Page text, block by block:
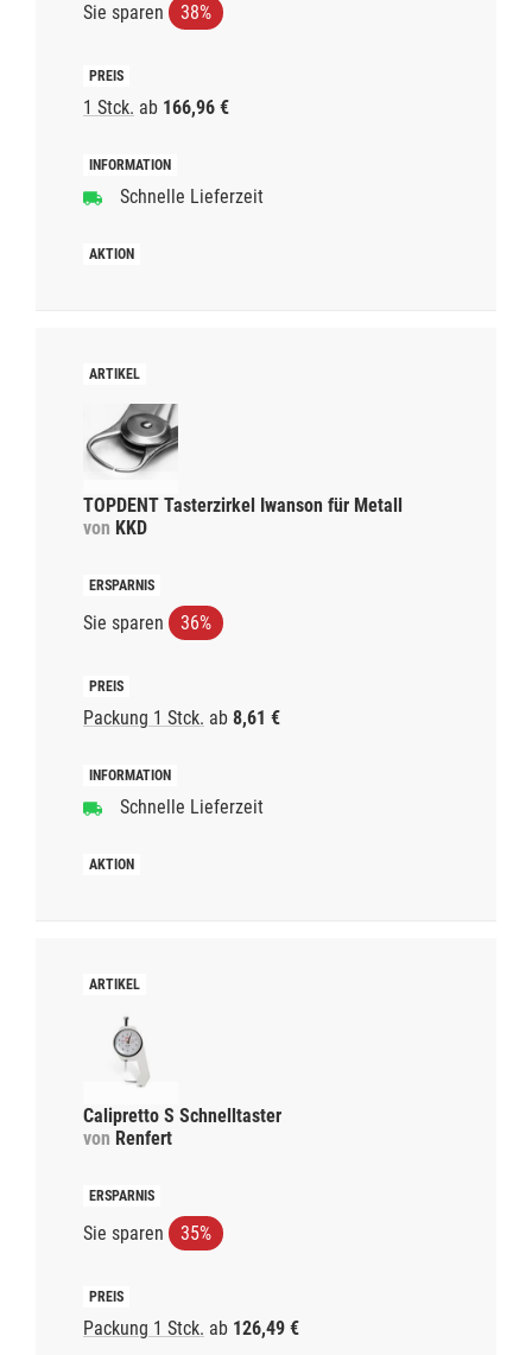
Sie sparen 38%
1 Stck. ab 166,96 €
Schnelle Lieferzeit
TOPDENT Tasterzirkel Iwanson für Metall
von KKD
Sie sparen 36%
Packung 1 Stck. ab 8,61 €
Schnelle Lieferzeit
Calipretto S Schnelltaster
von Renfert
Sie sparen 35%
Packung 1 Stck. ab 126,49 €